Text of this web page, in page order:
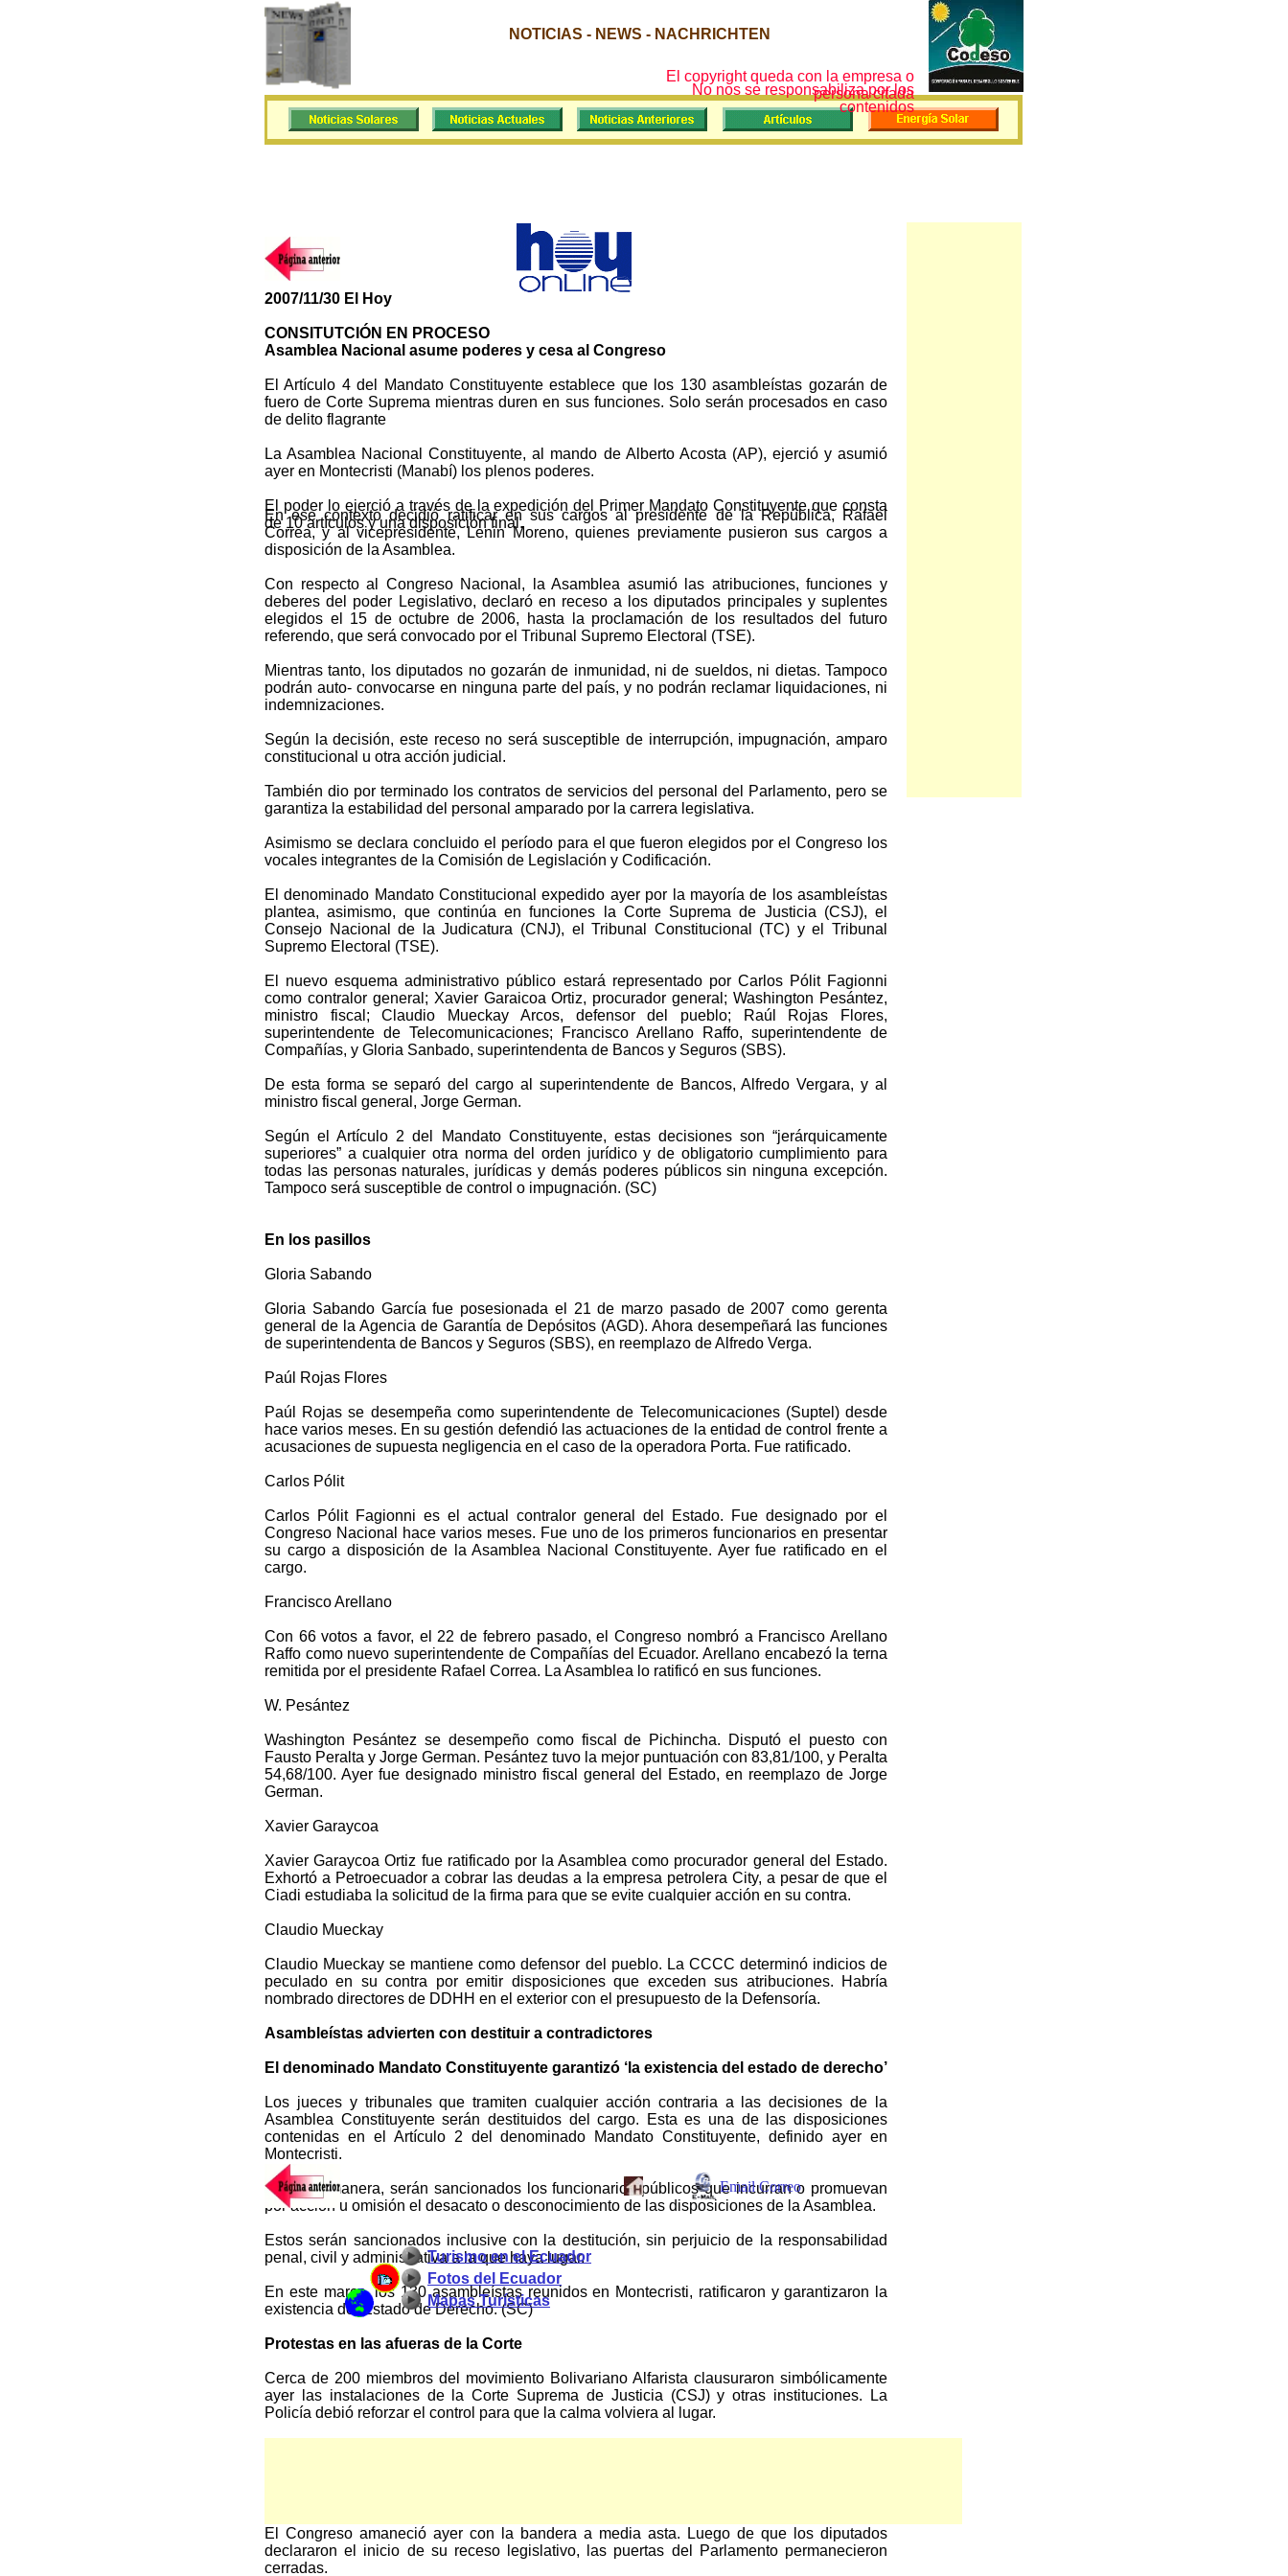
NOTICIAS - NEWS - NACHRICHTEN
El copyright queda con la empresa o
persona citada
No nos se responsabiliza por los
contenidos
2007/11/30 El Hoy
CONSITUTCIÓN EN PROCESO
Asamblea Nacional asume poderes y cesa al Congreso
El Artículo 4 del Mandato Constituyente establece que los 130 asambleístas gozarán de
fuero de Corte Suprema mientras duren en sus funciones. Solo serán procesados en caso
de delito flagrante
La Asamblea Nacional Constituyente, al mando de Alberto Acosta (AP), ejerció y asumió
ayer en Montecristi (Manabí) los plenos poderes.
El poder lo ejerció a través de la expedición del Primer Mandato Constituyente que consta
de 10 artículos y una disposición final.
En ese contexto decidió ratificar en sus cargos al presidente de la República, Rafael
Correa, y al vicepresidente, Lenin Moreno, quienes previamente pusieron sus cargos a
disposición de la Asamblea.
Con respecto al Congreso Nacional, la Asamblea asumió las atribuciones, funciones y
deberes del poder Legislativo, declaró en receso a los diputados principales y suplentes
elegidos el 15 de octubre de 2006, hasta la proclamación de los resultados del futuro
referendo, que será convocado por el Tribunal Supremo Electoral (TSE).
Mientras tanto, los diputados no gozarán de inmunidad, ni de sueldos, ni dietas. Tampoco
podrán auto- convocarse en ninguna parte del país, y no podrán reclamar liquidaciones, ni
indemnizaciones.
Según la decisión, este receso no será susceptible de interrupción, impugnación, amparo
constitucional u otra acción judicial.
También dio por terminado los contratos de servicios del personal del Parlamento, pero se
garantiza la estabilidad del personal amparado por la carrera legislativa.
Asimismo se declara concluido el período para el que fueron elegidos por el Congreso los
vocales integrantes de la Comisión de Legislación y Codificación.
El denominado Mandato Constitucional expedido ayer por la mayoría de los asambleístas
plantea, asimismo, que continúa en funciones la Corte Suprema de Justicia (CSJ), el
Consejo Nacional de la Judicatura (CNJ), el Tribunal Constitucional (TC) y el Tribunal
Supremo Electoral (TSE).
El nuevo esquema administrativo público estará representado por Carlos Pólit Fagionni
como contralor general; Xavier Garaicoa Ortiz, procurador general; Washington Pesántez,
ministro fiscal; Claudio Mueckay Arcos, defensor del pueblo; Raúl Rojas Flores,
superintendente de Telecomunicaciones; Francisco Arellano Raffo, superintendente de
Compañías, y Gloria Sanbado, superintendenta de Bancos y Seguros (SBS).
De esta forma se separó del cargo al superintendente de Bancos, Alfredo Vergara, y al
ministro fiscal general, Jorge German.
Según el Artículo 2 del Mandato Constituyente, estas decisiones son “jerárquicamente
superiores” a cualquier otra norma del orden jurídico y de obligatorio cumplimiento para
todas las personas naturales, jurídicas y demás poderes públicos sin ninguna excepción.
Tampoco será susceptible de control o impugnación. (SC)
En los pasillos
Gloria Sabando
Gloria Sabando García fue posesionada el 21 de marzo pasado de 2007 como gerenta
general de la Agencia de Garantía de Depósitos (AGD). Ahora desempeñará las funciones
de superintendenta de Bancos y Seguros (SBS), en reemplazo de Alfredo Verga.
Paúl Rojas Flores
Paúl Rojas se desempeña como superintendente de Telecomunicaciones (Suptel) desde
hace varios meses. En su gestión defendió las actuaciones de la entidad de control frente a
acusaciones de supuesta negligencia en el caso de la operadora Porta. Fue ratificado.
Carlos Pólit
Carlos Pólit Fagionni es el actual contralor general del Estado. Fue designado por el
Congreso Nacional hace varios meses. Fue uno de los primeros funcionarios en presentar
su cargo a disposición de la Asamblea Nacional Constituyente. Ayer fue ratificado en el
cargo.
Francisco Arellano
Con 66 votos a favor, el 22 de febrero pasado, el Congreso nombró a Francisco Arellano
Raffo como nuevo superintendente de Compañías del Ecuador. Arellano encabezó la terna
remitida por el presidente Rafael Correa. La Asamblea lo ratificó en sus funciones.
W. Pesántez
Washington Pesántez se desempeño como fiscal de Pichincha. Disputó el puesto con
Fausto Peralta y Jorge German. Pesántez tuvo la mejor puntuación con 83,81/100, y Peralta
54,68/100. Ayer fue designado ministro fiscal general del Estado, en reemplazo de Jorge
German.
Xavier Garaycoa
Xavier Garaycoa Ortiz fue ratificado por la Asamblea como procurador general del Estado.
Exhortó a Petroecuador a cobrar las deudas a la empresa petrolera City, a pesar de que el
Ciadi estudiaba la solicitud de la firma para que se evite cualquier acción en su contra.
Claudio Mueckay
Claudio Mueckay se mantiene como defensor del pueblo. La CCCC determinó indicios de
peculado en su contra por emitir disposiciones que exceden sus atribuciones. Habría
nombrado directores de DDHH en el exterior con el presupuesto de la Defensoría.
Asambleístas advierten con destituir a contradictores
El denominado Mandato Constituyente garantizó ‘la existencia del estado de derecho’
Los jueces y tribunales que tramiten cualquier acción contraria a las decisiones de la
Asamblea Constituyente serán destituidos del cargo. Esta es una de las disposiciones
contenidas en el Artículo 2 del denominado Mandato Constituyente, definido ayer en
Montecristi.
De igual manera, serán sancionados los funcionarios públicos que incurran o promuevan
por acción u omisión el desacato o desconocimiento de las disposiciones de la Asamblea.
Estos serán sancionados inclusive con la destitución, sin perjuicio de la responsabilidad
penal, civil y administrativa a la que haya lugar.
En este marco, los 130 asambleístas reunidos en Montecristi, ratificaron y garantizaron la
existencia del Estado de Derecho. (SC)
Protestas en las afueras de la Corte
Cerca de 200 miembros del movimiento Bolivariano Alfarista clausuraron simbólicamente
ayer las instalaciones de la Corte Suprema de Justicia (CSJ) y otras instituciones. La
Policía debió reforzar el control para que la calma volviera al lugar.
El Congreso amaneció ayer con la bandera a media asta. Luego de que los diputados
declararon el inicio de su receso legislativo, las puertas del Parlamento permanecieron
cerradas.
Turismo en el Ecuador
Mapas Turísticas
Fotos del Ecuador